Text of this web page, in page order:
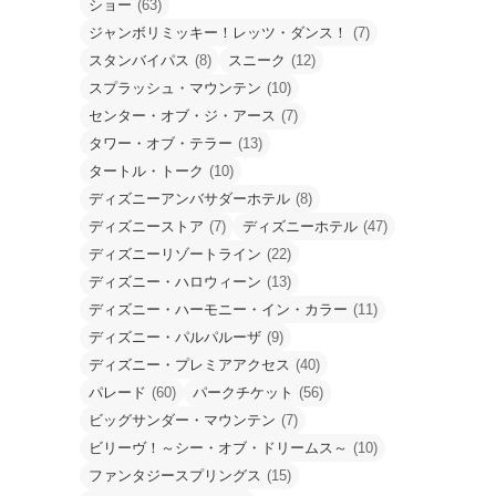
ショー (63)
ジャンボリミッキー！レッツ・ダンス！
(7)
スタンバイパス (8) スニーク (12)
スプラッシュ・マウンテン (10)
センター・オブ・ジ・アース (7)
タワー・オブ・テラー (13)
タートル・トーク (10)
ディズニーアンバサダーホテル (8)
ディズニーストア (7) ディズニーホテル (47)
ディズニーリゾートライン (22)
ディズニー・ハロウィーン (13)
ディズニー・ハーモニー・イン・カラー (11)
ディズニー・パルパルーザ (9)
ディズニー・プレミアアクセス (40)
パレード (60) パークチケット (56)
ビッグサンダー・マウンテン (7)
ビリーヴ！～シー・オブ・ドリームス～ (10)
ファンタジースプリングス (15)